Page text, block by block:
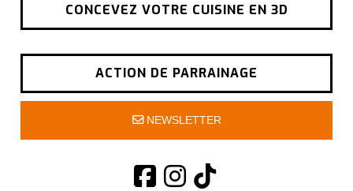
CONCEVEZ VOTRE CUISINE EN 3D
ACTION DE PARRAINAGE
NEWSLETTER